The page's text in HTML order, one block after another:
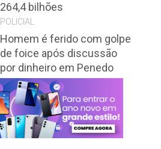
264,4 bilhões
POLICIAL
Homem é ferido com golpe
de foice após discussão
por dinheiro em Penedo